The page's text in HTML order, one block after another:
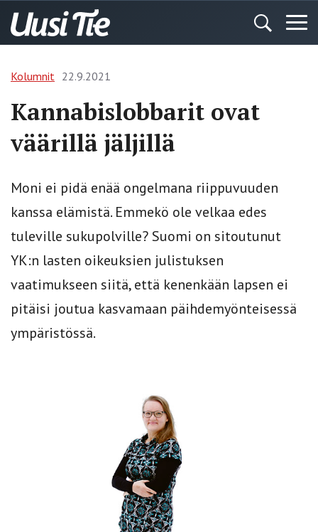
Kolumnit 22.9.2021
Kannabislobbarit ovat
väärillä jäljillä
Moni ei pidä enää ongelmana riippuvuuden
kanssa elämistä. Emmekö ole velkaa edes
tuleville sukupolville? Suomi on sitoutunut
YK:n lasten oikeuksien julistuksen
vaatimukseen siitä, että kenenkään lapsen ei
pitäisi joutua kasvamaan päihdemyönteisessä
ympäristössä.